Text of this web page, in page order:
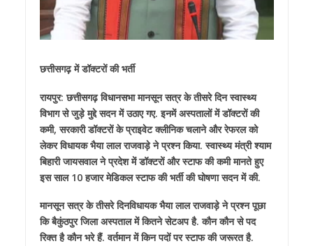
छत्तीसगढ़ में डॉक्टरों की भर्ती
रायपुर: छत्तीसगढ़ विधानसभा मानसून सत्र के तीसरे दिन स्वास्थ्य
विभाग से जुड़े मुद्दे सदन में उठाए गए. इनमें अस्पतालों में डॉक्टरों की
कमी, सरकारी डॉक्टरों के प्राइवेट क्लीनिक चलाने और रेफरल को
लेकर विधायक भैया लाल राजवाड़े ने प्रश्न किया. स्वास्थ्य मंत्री श्याम
बिहारी जायसवाल ने प्रदेश में डॉक्टरों और स्टाफ की कमी मानते हुए
इस साल 10 हजार मेडिकल स्टाफ की भर्ती की घोषणा सदन में की.
मानसून सत्र के तीसरे दिनविधायक भैया लाल राजवाड़े ने प्रश्न पूछा
कि बैकुंठपुर जिला अस्पताल में कितने सेटअप है. कौन कौन से पद
रिक्त है कौन भरे हैं. वर्तमान में किन पदों पर स्टाफ की जरूरत है.